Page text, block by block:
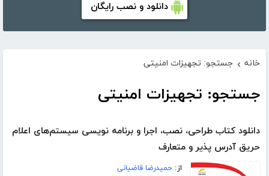
دانلود و نصب رایگان
خانه › جستجو: تجهیزات امنیتی
جستجو: تجهیزات امنیتی
دانلود کتاب طراحی، نصب، اجرا و برنامه نویسی سیستم‌های اعلام
حریق آدرس پذیر و متعارف
از:حمیدرضا قاضیانی